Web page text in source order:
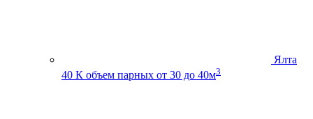
Ялта
40 К объем парных от 30 до 40м3